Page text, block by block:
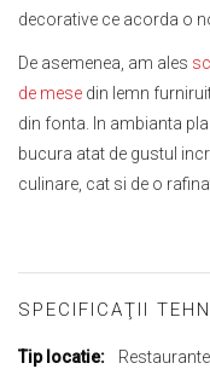
decorative ce acorda o
De asemenea, am ales
de mese din lemn
din fonta. In ambianta
bucura atat de gustul
culinare, cat si de o
SPECIFICAŢII
Mai
Restaurante